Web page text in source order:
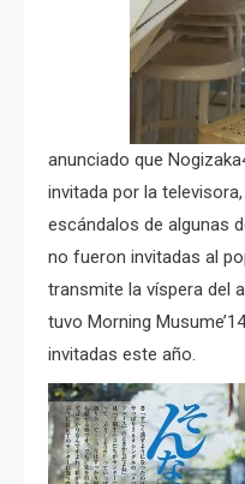
anunciado que
invitada por la
escándalos de algunas
no fueron invitadas al
transmite la víspera del
tuvo Morning
invitadas este año.